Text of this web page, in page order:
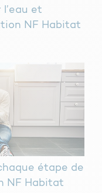
et
NF Habitat
étape de
NF Habitat